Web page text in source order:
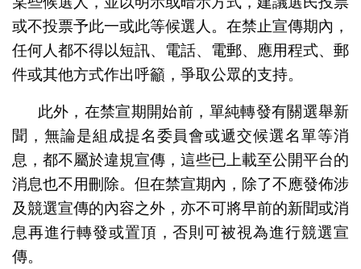
或不投票予此一或此等候選人。在禁止宣傳期內，
任何人都不得以短訊、電話、電郵、應用程式、郵
件或其他方式作出呼籲，爭取公眾的支持。
此外，在禁宣期開始前，單純轉發有關選舉新
聞，無論是組成提名委員會或遞交候選名單等消
息，都不屬於違規宣傳，這些已上載至公開平台的
消息也不用刪除。但在禁宣期內，除了不應發佈涉
及競選宣傳的內容之外，亦不可將早前的新聞或消
息再進行轉發或置頂，否則可被視為進行競選宣
傳。